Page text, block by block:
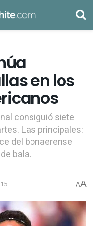
en los
consiguió siete
Las principales:
del bonaerense
bala.
AA